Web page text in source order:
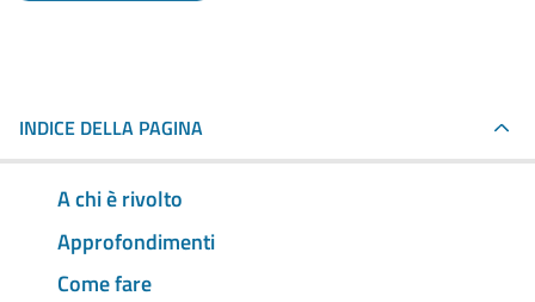
INDICE DELLA PAGINA
A chi è rivolto
Approfondimenti
Come fare